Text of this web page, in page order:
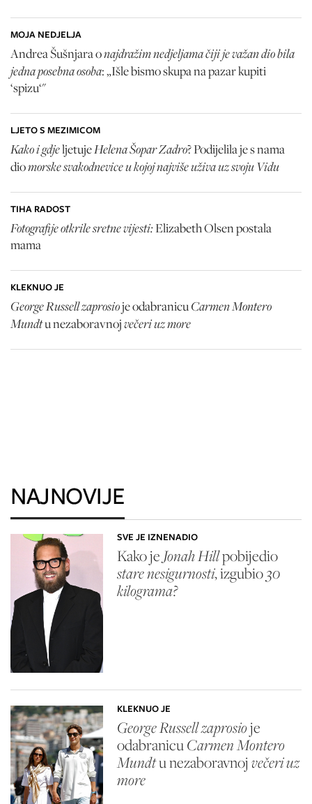
MOJA NEDJELJA
Andrea Šušnjara onajdražim nedjeljama čiji je važan dio bila
jedna posebna osoba: „Išle bismo skupa na pazar kupiti
‘spizu‘"
LJETO S MEZIMICOM
Kako i gdjeljetujeHelena Šopar Zadro? Podijelila je s nama
diomorske svakodnevice u kojoj najviše uživa uz svoju Vidu
TIHA RADOST
Fotografije otkrile sretne vijesti:Elizabeth Olsenpostala
mama
KLEKNUO JE
George Russell zaprosioje odabranicuCarmen Montero
Mundtu nezaboravnojvečeri uz more
NAJNOVIJE
SVE JE IZNENADIO
Kako je Jonah Hillpobijedio
stare nesigurnosti, izgubio30
kilograma?
KLEKNUO JE
George Russell zaprosioje
odabranicuCarmen Montero
Mundtu nezaboravnoj večeri uz
more